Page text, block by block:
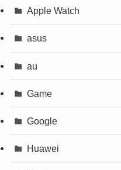
Apple Watch
asus
au
Game
Google
Huawei